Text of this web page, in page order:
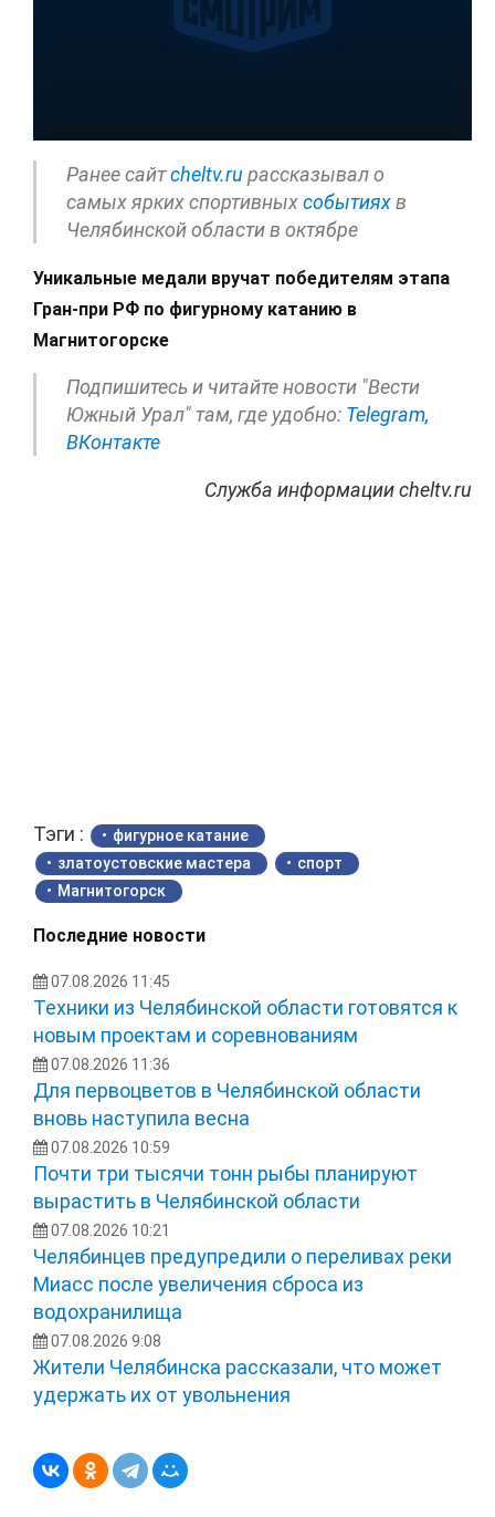
Ранее сайтcheltv.ru рассказывал о
самых ярких спортивныхсобытияхв
Челябинской области в октябре
Уникальные медали вручат победителям этапа
Гран-при РФ по фигурному катанию в
Магнитогорске
Подпишитесь и читайте новости "Вести
Южный Урал" там, где удобно: Telegram,
ВКонтакте
Служба информации cheltv.ru
Тэги :
фигурное катание
златоустовские мастера
спорт
Магнитогорск
Последние новости
07.08.2026 11:45
Техники из Челябинской области готовятся к
новым проектам и соревнованиям
07.08.2026 11:36
Для первоцветов в Челябинской области
вновь наступила весна
07.08.2026 10:59
Почти три тысячи тонн рыбы планируют
вырастить в Челябинской области
07.08.2026 10:21
Челябинцев предупредили о переливах реки
Миасс после увеличения сброса из
водохранилища
07.08.2026 9:08
Жители Челябинска рассказали, что может
удержать их от увольнения